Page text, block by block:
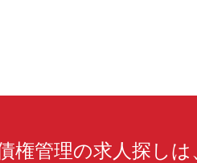
権管理の求人探しは